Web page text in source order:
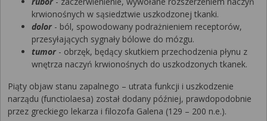
krwionośnych w sąsiedztwie uszkodzonej tkanki.
dolor - ból, spowodowany podrażnieniem receptorów,
przesyłających sygnały bólowe do mózgu.
tumor - obrzęk, będący skutkiem przechodzenia płynu z
wnętrza naczyń krwionośnych do uszkodzonych tkanek.
Piąty objaw stanu zapalnego – utrata funkcji i uszkodzenie
narządu (functiolaesa) został dodany później, prawdopodobnie
przez greckiego lekarza i filozofa Galena (129 – 200 n.e.).